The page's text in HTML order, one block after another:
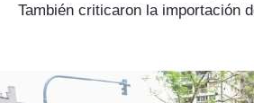
Maquinaria agrícola
Clima
También criticaron la importación